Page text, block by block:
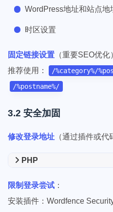
WordPress地址和站点地
时区设置
固定链接设置 （重要SEO优化
推荐使用：
/%category%/
/%postname%/
3.2 安全加固
修改登录地址 （通过插件或代
PHP
限制登录尝试 ：
安装插件：Wordfence